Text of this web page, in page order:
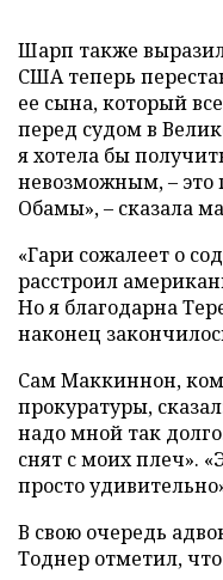
Шарп также
США теперь
ее сына, который
перед судом в
я хотела бы
невозможным, – это
Обамы», – сказала
«Гари сожалеет о
расстроил
Но я благодарна
наконец
Сам Маккиннон,
прокуратуры,
надо мной так
снят с моих плеч».
просто
В свою очередь
Тоднер отметил,